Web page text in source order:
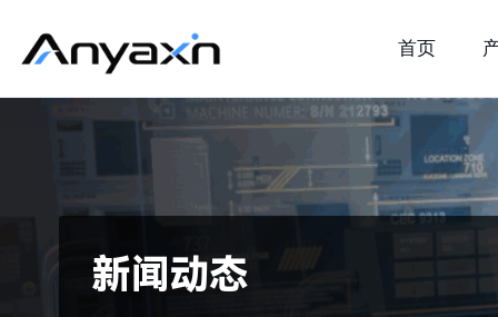
新闻动态
首页